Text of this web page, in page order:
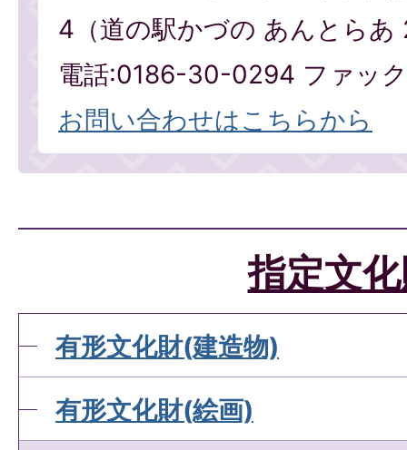
4（道の駅かづの あんとらあ
電話:0186-30-0294 ファッ
お問い合わせはこちらから
指定文
有形文化財(建造物)
有形文化財(絵画)